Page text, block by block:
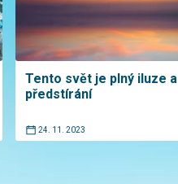
Tento svět je plný iluze a
předstírání
24. 11. 2023